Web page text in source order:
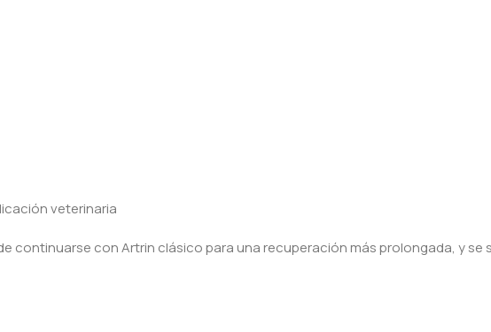
veterinaria
continuarse con Artrin clásico para una recuperación más prolongada, y se